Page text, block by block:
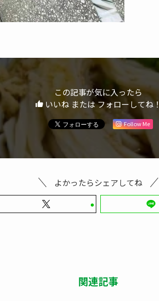
この記事が気に入ったら
いいね または フォローしてね！
Follow Me
よかったらシェアしてね
関連記事